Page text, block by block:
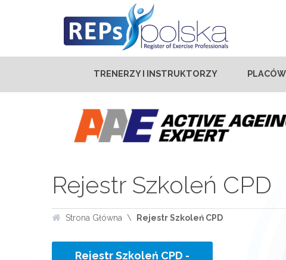
TRENERZY I INSTRUKTORZY
Rejestr Szkoleń CPD
Strona Główna Rejestr Szkoleń CPD
Rejestr Szkoleń CPD -